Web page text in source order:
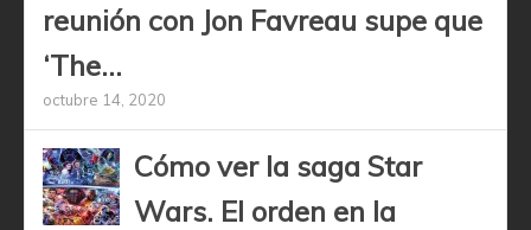
reunión con Jon Favreau supe que
‘The...
octubre 14, 2020
Cómo ver la saga Star
Wars. El orden en la